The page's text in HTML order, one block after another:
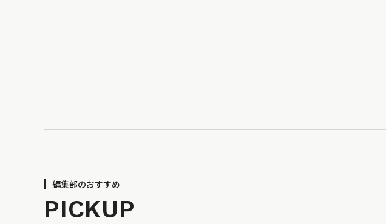
編集部のおすすめ
PICKUP